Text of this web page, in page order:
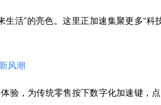
活”的亮色。这里正加速集聚更多“科
风潮
，为传统零售按下数字化加速键，